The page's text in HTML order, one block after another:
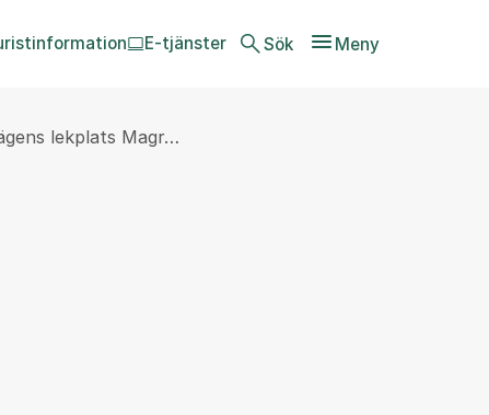
Sök Meny
E-tjänster
lekplats Magr…